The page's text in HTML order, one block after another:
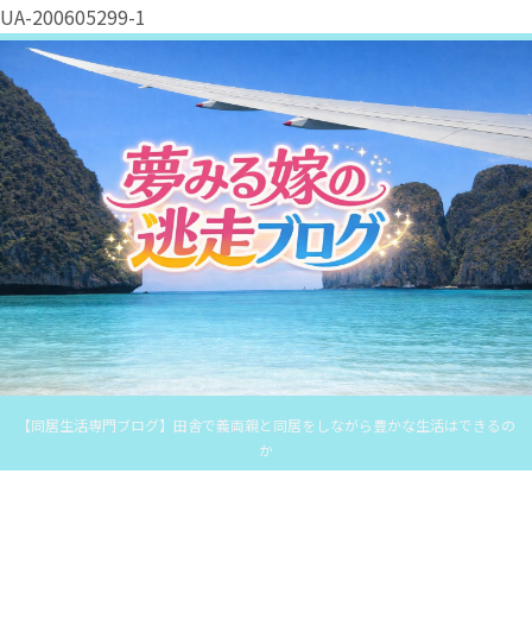
UA-200605299-1
【同居生活専門ブログ】田舎で義両親と同居をしながら豊かな生活はできるの
か